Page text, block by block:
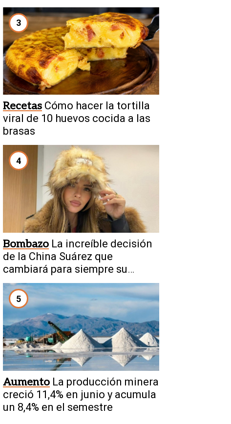
3
Recetas Cómo hacer la tortilla
viral de 10 huevos cocida a las
brasas
4
Bombazo La increíble decisión
de la China Suárez que
cambiará para siempre su
futuro
5
Aumento La producción minera
creció 11,4% en junio y acumula
un 8,4% en el semestre